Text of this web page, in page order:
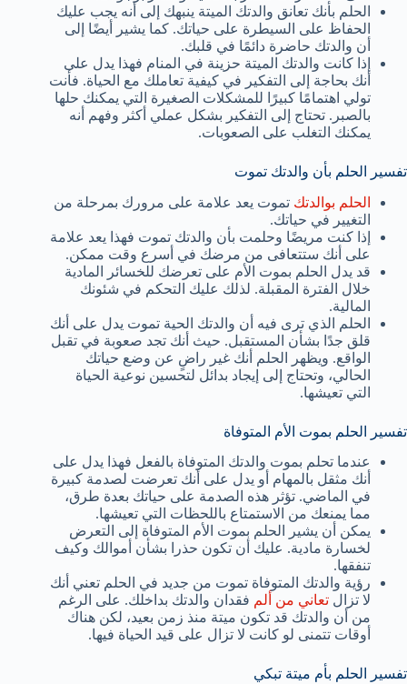
الحلم بأنك تعانق والدتك الميتة ينبهك إلى أنه يجب عليك
الحفاظ على السيطرة على حياتك. كما يشير أيضًا إلى
أن والدتك حاضرة دائمًا في قلبك.
إذا كانت والدتك الميتة حزينة في المنام فهذا يدل على
أنك بحاجة إلى التفكير في كيفية تعاملك مع الحياة. فأنت
تولي اهتمامًا كبيرًا للمشكلات الصغيرة التي يمكنك حلها
بالصبر. تحتاج إلى التفكير بشكل عملي أكثر وفهم أنه
يمكنك التغلب على الصعوبات.
تفسير الحلم بأن والدتك تموت
الحلم بوالدتك تموت يعد علامة على مرورك بمرحلة من
التغيير في حياتك.
إذا كنت مريضًا وحلمت بأن والدتك تموت فهذا يعد علامة
على أنك ستتعافى من مرضك في أسرع وقت ممكن.
قد يدل الحلم بموت الأم على تعرضك للخسائر المادية
خلال الفترة المقبلة. لذلك عليك التحكم في شئونك
المالية.
الحلم الذي ترى فيه أن والدتك الحية تموت يدل على أنك
قلق جدًا بشأن المستقبل. حيث أنك تجد صعوبة في تقبل
الواقع. ويظهر الحلم أنك غير راضٍ عن وضع حياتك
الحالي، وتحتاج إلى إيجاد بدائل لتحسين نوعية الحياة
التي تعيشها.
تفسير الحلم بموت الأم المتوفاة
عندما تحلم بموت والدتك المتوفاة بالفعل فهذا يدل على
أنك مثقل بالمهام أو يدل على أنك تعرضت لصدمة كبيرة
في الماضي. تؤثر هذه الصدمة على حياتك بعدة طرق،
مما يمنعك من الاستمتاع باللحظات التي تعيشها.
يمكن أن يشير الحلم بموت الأم المتوفاة إلى التعرض
لخسارة مادية. عليك أن تكون حذرا بشأن أموالك وكيف
تنفقها.
رؤية والدتك المتوفاة تموت من جديد في الحلم تعني أنك
لا تزال تعاني من ألم فقدان والدتك بداخلك. على الرغم
من أن والدتك قد تكون ميتة منذ زمن بعيد، لكن هناك
أوقات تتمنى لو كانت لا تزال على قيد الحياة فيها.
تفسير الحلم بأم ميتة تبكي